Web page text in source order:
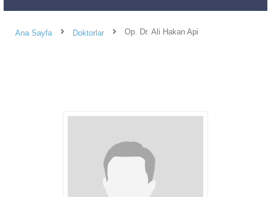
Ana Sayfa Doktorlar Op. Dr. Ali Hakan Api